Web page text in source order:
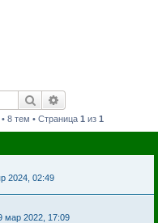
Поиск
8 тем • Страница 1 из 1
2024, 02:49
мар 2022, 17:09